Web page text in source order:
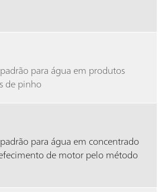
para água em produtos
de pinho
para água em concentrado
de motor pelo método